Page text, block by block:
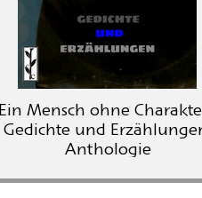
Ein Mensch ohne
Gedichte und
Anthologie